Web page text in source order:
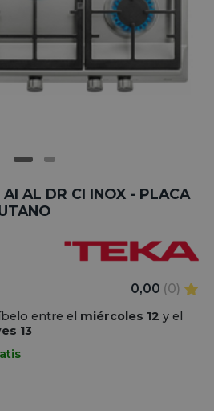
AI AL DR CI INOX - PLACA
0,00 (0)
entre el miércoles 12 y el
13